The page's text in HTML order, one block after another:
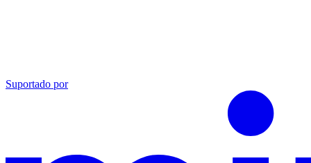
Suportado por